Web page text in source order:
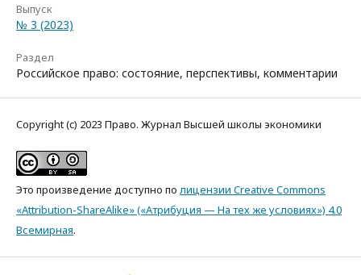
Выпуск
№ 3 (2023)
Раздел
Российское право: состояние, перспективы, комментарии
Copyright (c) 2023 Право. Журнал Высшей школы экономики
Это произведение доступно по лицензии Creative Commons
«Attribution-ShareAlike» («Атрибуция — На тех же условиях») 4.0
Всемирная.